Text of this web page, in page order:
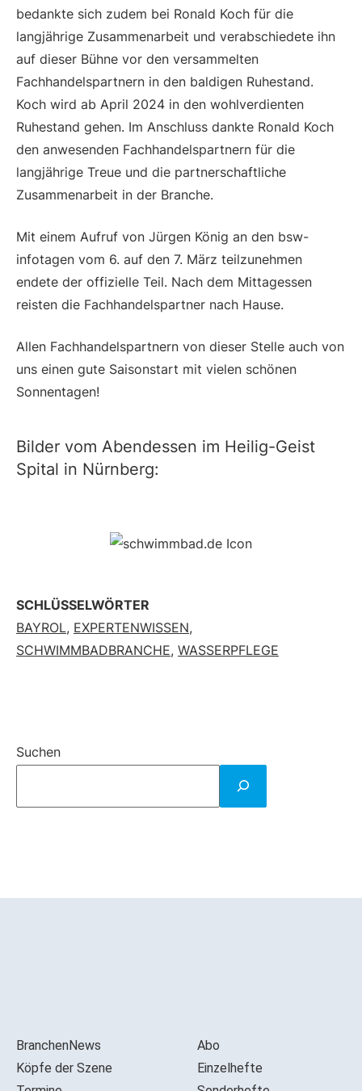
bedankte sich zudem bei Ronald Koch für die
langjährige Zusammenarbeit und verabschiedete ihn
auf dieser Bühne vor den versammelten
Fachhandelspartnern in den baldigen Ruhestand.
Koch wird ab April 2024 in den wohlverdienten
Ruhestand gehen. Im Anschluss dankte Ronald Koch
den anwesenden Fachhandelspartnern für die
langjährige Treue und die partnerschaftliche
Zusammenarbeit in der Branche.
Mit einem Aufruf von Jürgen König an den bsw-
infotagen vom 6. auf den 7. März teilzunehmen
endete der offizielle Teil. Nach dem Mittagessen
reisten die Fachhandelspartner nach Hause.
Allen Fachhandelspartnern von dieser Stelle auch von
uns einen gute Saisonstart mit vielen schönen
Sonnentagen!
Bilder vom Abendessen im Heilig-Geist
Spital in Nürnberg:
SCHLÜSSELWÖRTER
BAYROL, EXPERTENWISSEN,
SCHWIMMBADBRANCHE, WASSERPFLEGE
Suchen
BranchenNews
Köpfe der Szene
Abo
Einzelhefte